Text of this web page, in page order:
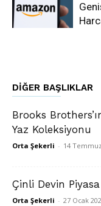
DIĞER BAŞLIKLAR
Brooks
Yaz Koleksiyonu
Orta Şekerli - 14
Çinli Devin Piyasa
Orta Şekerli - 27 Ocak